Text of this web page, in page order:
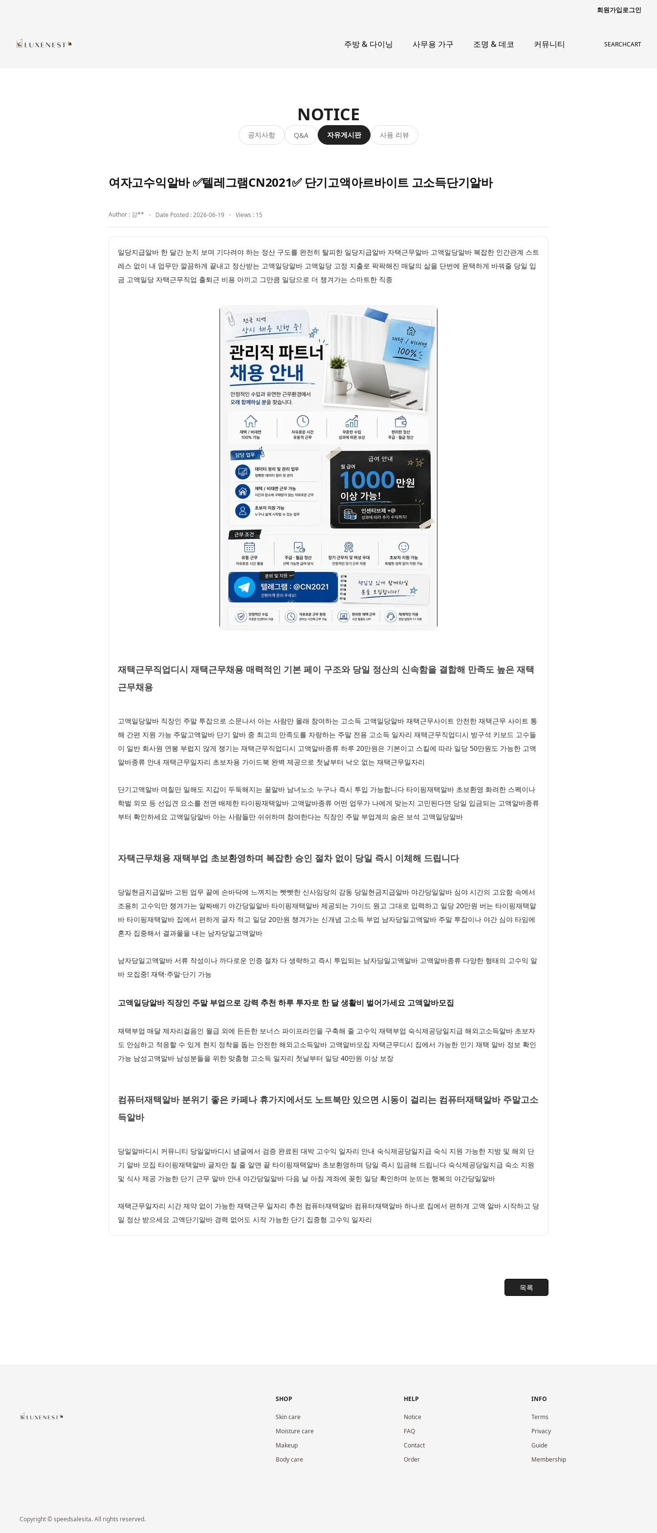
회원가입로그인
주방 & 다이닝 사무용 가구 조명 & 데코 커뮤니티 SEARCHCART
NOTICE
공지사항 Q&A 자유게시판 사용 리뷰
여자고수익알바 ✅텔레그램CN2021✅ 단기고액아르바이트 고소득단기알바
Author : 강** Date Posted : 2026-06-19 Views : 15
일당지급알바 한 달간 눈치 보며 기다려야 하는 정산 구도를 완전히 탈피한 일당지급알바 자택근무알바 고액일당알바 복잡한 인간관계 스트
레스 없이 내 업무만 깔끔하게 끝내고 정산받는 고액일당알바 고액일당 고정 지출로 팍팍해진 매달의 삶을 단번에 윤택하게 바꿔줄 당일 입
금 고액일당 자택근무직업 출퇴근 비용 아끼고 그만큼 일당으로 더 챙겨가는 스마트한 직종
재택근무직업디시 재택근무채용 매력적인 기본 페이 구조와 당일 정산의 신속함을 결합해 만족도 높은 재택
근무채용
고액일당알바 직장인 주말 투잡으로 소문나서 아는 사람만 몰래 참여하는 고소득 고액일당알바 재택근무사이트 안전한 재택근무 사이트 통
해 간편 지원 가능 주말고액알바 단기 알바 중 최고의 만족도를 자랑하는 주말 전용 고소득 일자리 재택근무직업디시 방구석 키보드 고수들
이 일반 회사원 연봉 부럽지 않게 챙기는 재택근무직업디시 고액알바종류 하루 20만원은 기본이고 스킬에 따라 일당 50만원도 가능한 고액
알바종류 안내 재택근무일자리 초보자용 가이드북 완벽 제공으로 첫날부터 낙오 없는 재택근무일자리
단기고액알바 며칠만 일해도 지갑이 두둑해지는 꿀알바 남녀노소 누구나 즉시 투입 가능합니다 타이핑재택알바 초보환영 화려한 스펙이나
학벌 외모 등 선입견 요소를 전면 배제한 타이핑재택알바 고액알바종류 어떤 업무가 나에게 맞는지 고민된다면 당일 입금되는 고액알바종류
부터 확인하세요 고액일당알바 아는 사람들만 쉬쉬하며 참여한다는 직장인 주말 부업계의 숨은 보석 고액일당알바
자택근무채용 재택부업 초보환영하며 복잡한 승인 절차 없이 당일 즉시 이체해 드립니다
당일현금지급알바 고된 업무 끝에 손바닥에 느껴지는 빳빳한 신사임당의 감동 당일현금지급알바 야간당일알바 심야 시간의 고요함 속에서
조용히 고수익만 챙겨가는 알짜배기 야간당일알바 타이핑재택알바 제공되는 가이드 원고 그대로 입력하고 일당 20만원 버는 타이핑재택알
바 타이핑재택알바 집에서 편하게 글자 적고 일당 20만원 챙겨가는 신개념 고소득 부업 남자당일고액알바 주말 투잡이나 야간 심야 타임에
혼자 집중해서 결과물을 내는 남자당일고액알바
남자당일고액알바 서류 작성이나 까다로운 인증 절차 다 생략하고 즉시 투입되는 남자당일고액알바 고액알바종류 다양한 형태의 고수익 알
바 모집중! 재택·주말·단기 가능
고액일당알바 직장인 주말 부업으로 강력 추천 하루 투자로 한 달 생활비 벌어가세요 고액알바모집
재택부업 매달 제자리걸음인 월급 외에 든든한 보너스 파이프라인을 구축해 줄 고수익 재택부업 숙식제공당일지급 해외고소득알바 초보자
도 안심하고 적응할 수 있게 현지 정착을 돕는 안전한 해외고소득알바 고액알바모집 자택근무디시 집에서 가능한 인기 재택 알바 정보 확인
가능 남성고액알바 남성분들을 위한 맞춤형 고소득 일자리 첫날부터 일당 40만원 이상 보장
컴퓨터재택알바 분위기 좋은 카페나 휴가지에서도 노트북만 있으면 시동이 걸리는 컴퓨터재택알바 주말고소
득알바
당일알바디시 커뮤니티 당일알바디시 념글에서 검증 완료된 대박 고수익 일자리 안내 숙식제공당일지급 숙식 지원 가능한 지방 및 해외 단
기 알바 모집 타이핑재택알바 글자만 칠 줄 알면 끝 타이핑재택알바 초보환영하며 당일 즉시 입금해 드립니다 숙식제공당일지급 숙소 지원
및 식사 제공 가능한 단기 근무 알바 안내 야간당일알바 다음 날 아침 계좌에 꽂힌 일당 확인하며 눈뜨는 행복의 야간당일알바
재택근무일자리 시간 제약 없이 가능한 재택근무 일자리 추천 컴퓨터재택알바 컴퓨터재택알바 하나로 집에서 편하게 고액 알바 시작하고 당
일 정산 받으세요 고액단기알바 경력 없어도 시작 가능한 단기 집중형 고수익 일자리
목록
SHOP
Skin care
Moisture care
Makeup
Body care
HELP
Notice
FAQ
Contact
Order
INFO
Terms
Privacy
Guide
Membership
Copyright © speedsalesita. All rights reserved.